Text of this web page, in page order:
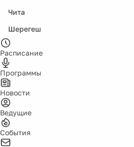
Чита
Шерегеш
Расписание
Программы
Новости
Ведущие
События